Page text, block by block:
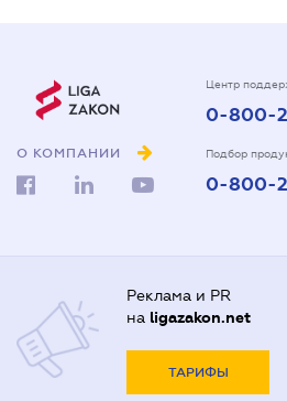
О КОМПАНИИ
Центр
0-800-
Подбор
0-800-
Реклама и PR
на ligazakon.net
ТАРИФЫ